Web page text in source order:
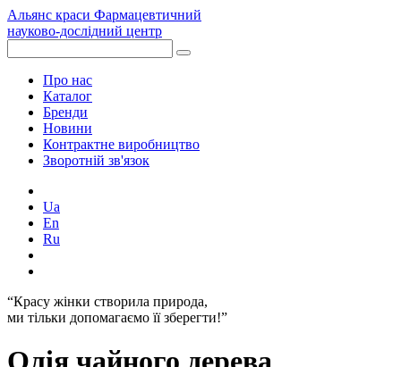
Альянс краси Фармацевтичний
науково-дослідний центр
Про нас
Каталог
Бренди
Новини
Контрактне виробництво
Зворотній зв'язок
Ua
En
Ru
“Красу жінки створила природа,
ми тільки допомагаємо її зберегти!”